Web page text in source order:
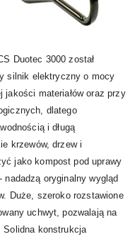
Duotec 3000 został
silnik elektryczny o mocy
jakości materiałów oraz przy
dlatego
i długą
krzewów, drzew i
jako kompost pod uprawy
nadadzą oryginalny wygląd
Duże, szeroko rozstawione
uchwyt, pozwalają na
Solidna konstrukcja